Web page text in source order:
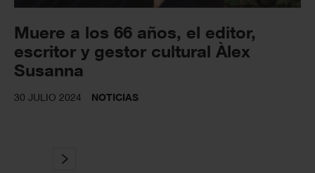
Muere a los 66 años, el editor,
escritor y gestor cultural Àlex
Susanna
30 JULIO 2024 NOTICIAS